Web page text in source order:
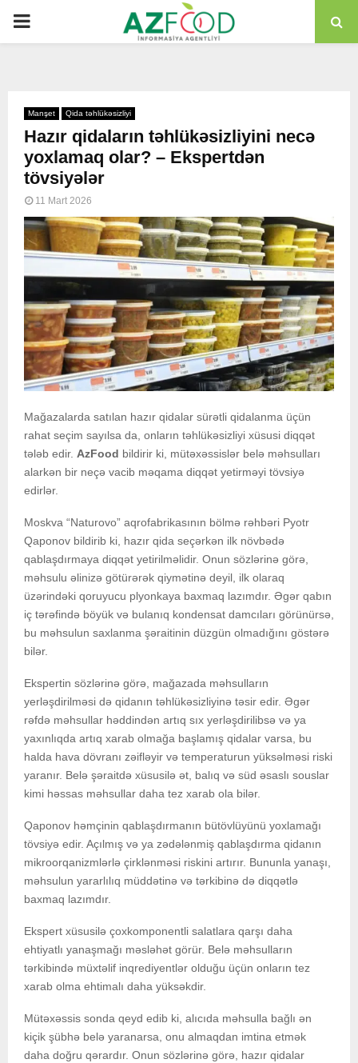
PRIMARY
Manşet Qida təhlükəsizliyi
Hazır qidaların təhlükəsizliyini necə
yoxlamaq olar? – Ekspertdən
tövsiyələr
11 Mart 2026
Mağazalarda satılan hazır qidalar sürətli qidalanma üçün
rahat seçim sayılsa da, onların təhlükəsizliyi xüsusi diqqət
tələb edir. AzFood bildirir ki, mütəxəssislər belə məhsulları
alarkən bir neçə vacib məqama diqqət yetirməyi tövsiyə
edirlər.
Moskva “Naturоvo” aqrofabrikasının bölmə rəhbəri Pyotr
Qaponov bildirib ki, hazır qida seçərkən ilk növbədə
qablaşdırmaya diqqət yetirilməlidir. Onun sözlərinə görə,
məhsulu əlinizə götürərək qiymətinə deyil, ilk olaraq
üzərindəki qoruyucu plyonkaya baxmaq lazımdır. Əgər qabın
iç tərəfində böyük və bulanıq kondensat damcıları görünürsə,
bu məhsulun saxlanma şəraitinin düzgün olmadığını göstərə
bilər.
Ekspertin sözlərinə görə, mağazada məhsulların
yerləşdirilməsi də qidanın təhlükəsizliyinə təsir edir. Əgər
rəfdə məhsullar həddindən artıq sıx yerləşdirilibsə və ya
yaxınlıqda artıq xarab olmağa başlamış qidalar varsa, bu
halda hava dövranı zəifləyir və temperaturun yüksəlməsi riski
yaranır. Belə şəraitdə xüsusilə ət, balıq və süd əsaslı souslar
kimi həssas məhsullar daha tez xarab ola bilər.
Qaponov həmçinin qablaşdırmanın bütövlüyünü yoxlamağı
tövsiyə edir. Açılmış və ya zədələnmiş qablaşdırma qidanın
mikroorqanizmlərlə çirklənməsi riskini artırır. Bununla yanaşı,
məhsulun yararlılıq müddətinə və tərkibinə də diqqətlə
baxmaq lazımdır.
Ekspert xüsusilə çoxkomponentli salatlara qarşı daha
ehtiyatlı yanaşmağı məsləhət görür. Belə məhsulların
tərkibində müxtəlif inqrediyentlər olduğu üçün onların tez
xarab olma ehtimalı daha yüksəkdir.
Mütəxəssis sonda qeyd edib ki, alıcıda məhsulla bağlı ən
kiçik şübhə belə yaranarsa, onu almaqdan imtina etmək
daha doğru qərardır. Onun sözlərinə görə, hazır qidalar